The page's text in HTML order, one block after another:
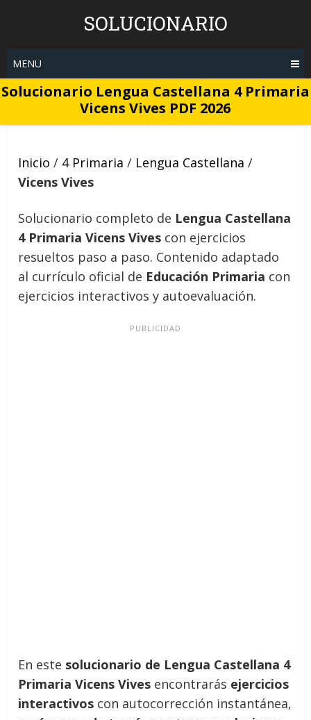
SOLUCIONARIO
MENU
Solucionario Lengua Castellana 4 Primaria
Vicens Vives PDF 2026
Inicio / 4 Primaria / Lengua Castellana /
Vicens Vives
Solucionario completo de Lengua Castellana
4 Primaria Vicens Vives con ejercicios
resueltos paso a paso. Contenido adaptado
al currículo oficial de Educación Primaria con
ejercicios interactivos y autoevaluación.
En este solucionario de Lengua Castellana 4
Primaria Vicens Vives encontrarás ejercicios
interactivos con autocorrección instantánea,